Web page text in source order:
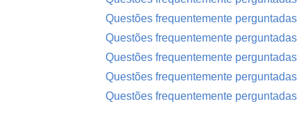
Questões frequentemente
Questões frequentemente
Questões frequentemente
Questões frequentemente
Questões frequentemente